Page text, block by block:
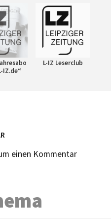
IZ.de“
L-IZ Leserclub
einen Kommentar